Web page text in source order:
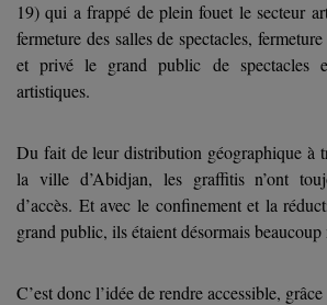
19) qui a frappé de plein fouet le secteur
fermeture des salles de spectacles,
et privé le grand public de spectacles
artistiques.
Du fait de leur distribution géographique à
la ville d’Abidjan, les graffitis n’ont
d’accès. Et avec le confinement et la
grand public, ils étaient désormais beaucoup
C’est donc l’idée de rendre accessible,